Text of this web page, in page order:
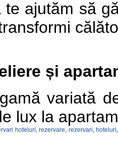
te ajutăm să
și
variată
lux la
hoteluri,rezervare, rezervari, hoteluri